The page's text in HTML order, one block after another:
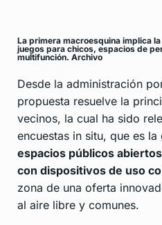
La primera macroesquina implica
juegos para chicos, espacios de
multifunción. Archivo
Desde la administración
propuesta resuelve la
vecinos, la cual ha sido
encuestas in situ, que es
espacios públicos
con dispositivos de uso
zona de una oferta
al aire libre y comunes.